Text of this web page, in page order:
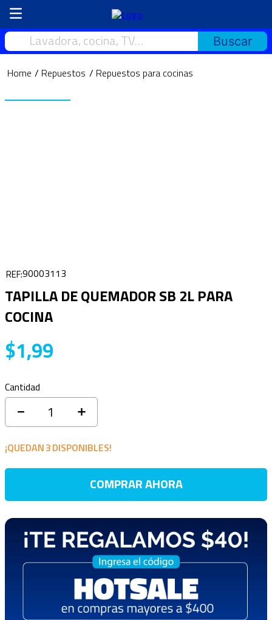
Lavadora, cocina, TV…
Repuestos Repuestos para cocinas
90003113
TAPILLA DE QUEMADOR SB 2L PARA
COCINA
$1,99
Cantidad
＋
－
¡QUEDAN3DISPONIBLES!
COMPRAR AHORA